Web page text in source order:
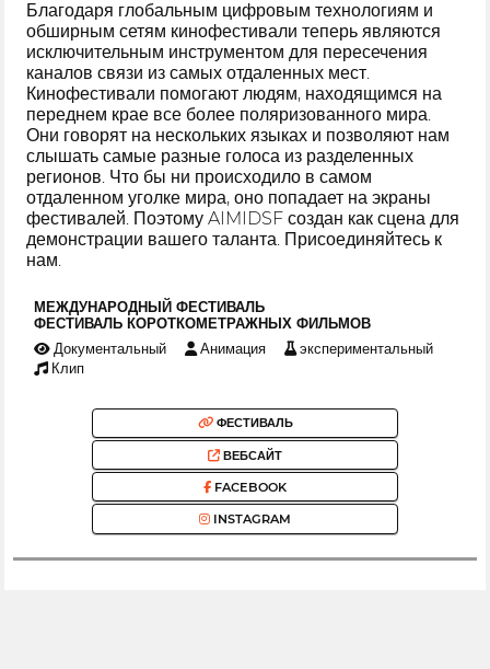
Благодаря глобальным цифровым технологиям и
обширным сетям кинофестивали теперь являются
исключительным инструментом для пересечения
каналов связи из самых отдаленных мест.
Кинофестивали помогают людям, находящимся на
переднем крае все более поляризованного мира.
Они говорят на нескольких языках и позволяют нам
слышать самые разные голоса из разделенных
регионов. Что бы ни происходило в самом
отдаленном уголке мира, оно попадает на экраны
фестивалей. Поэтому AIMIDSF создан как сцена для
демонстрации вашего таланта. Присоединяйтесь к
нам.
МЕЖДУНАРОДНЫЙ ФЕСТИВАЛЬ
ФЕСТИВАЛЬ КОРОТКОМЕТРАЖНЫХ ФИЛЬМОВ
Документальный Анимация
экспериментальный
Клип
ФЕСТИВАЛЬ
ВЕБСАЙТ
FACEBOOK
INSTAGRAM